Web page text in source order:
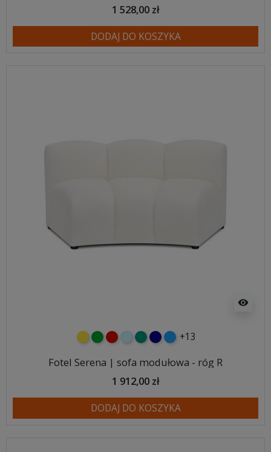
1 528,00 zł
DODAJ DO KOSZYKA
visibility
żółtyzielonyczerwony
błękitnyturkusowy
granatowy
niebieski
+13
Fotel Serena | sofa modułowa - róg R
1 912,00 zł
DODAJ DO KOSZYKA